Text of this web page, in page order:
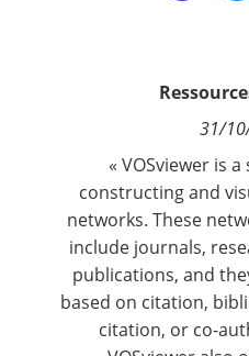
31/
« VOSviewer is
constructing and
networks. These
include journals,
publications, and
based on citation,
citation, or co-